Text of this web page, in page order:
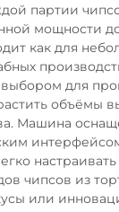
партии
мощности до
как для
для
объёмы
Машина
чипсов из
или